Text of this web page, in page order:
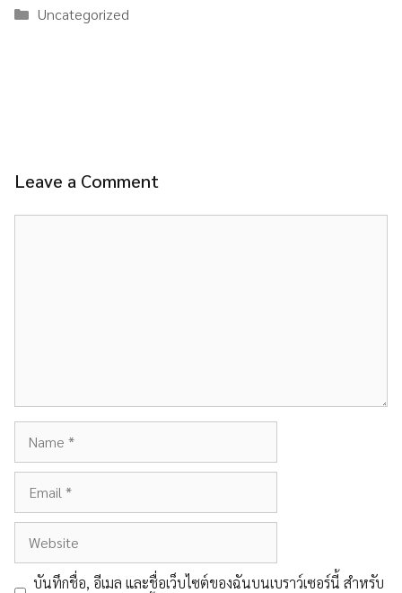
Categories
Uncategorized
Leave a Comment
บันทึกชื่อ, อีเมล และชื่อเว็บไซต์ของฉันบนเบราว์เซอร์นี้ สำหรับ